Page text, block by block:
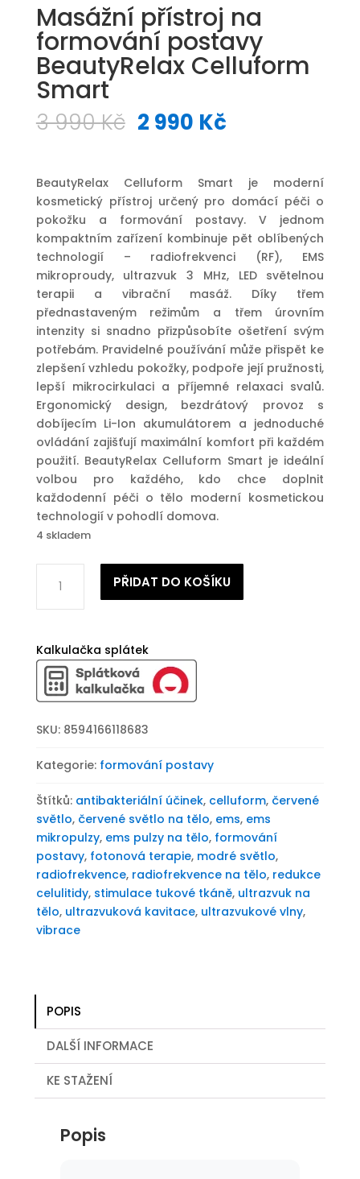
Masážní přístroj na
formování postavy
BeautyRelax Celluform
Smart
3 990Kč Původní
3
990 Kč.
2 990 KčAktuální
2
990 Kč.
BeautyRelax Celluform Smart je moderní
kosmetický přístroj určený pro domácí péči o
pokožku a formování postavy. V jednom
kompaktním zařízení kombinuje pět oblíbených
technologií – radiofrekvenci (RF), EMS
mikroproudy, ultrazvuk 3 MHz, LED světelnou
terapii a vibrační masáž. Díky třem
přednastaveným režimům a třem úrovním
intenzity si snadno přizpůsobíte ošetření svým
potřebám. Pravidelné používání může přispět ke
zlepšení vzhledu pokožky, podpoře její pružnosti,
lepší mikrocirkulaci a příjemné relaxaci svalů.
Ergonomický design, bezdrátový provoz s
dobíjecím Li-Ion akumulátorem a jednoduché
ovládání zajišťují maximální komfort při každém
použití. BeautyRelax Celluform Smart je ideální
volbou pro každého, kdo chce doplnit
každodenní péči o tělo moderní kosmetickou
technologií v pohodlí domova.
4 skladem
přístroj
na
postavy
BeautyRelax
Celluform
Smart
PŘIDAT DO KOŠÍKU
Kalkulačka splátek
SKU: 8594166118683
Kategorie: formování postavy
Štítků: antibakteriální účinek, celluform, červené
světlo, červené světlo na tělo, ems, ems
mikropulzy, ems pulzy na tělo, formování
postavy, fotonová terapie, modré světlo,
radiofrekvence, radiofrekvence na tělo, redukce
celulitidy, stimulace tukové tkáně, ultrazvuk na
tělo, ultrazvuková kavitace, ultrazvukové vlny,
vibrace
POPIS
DALŠÍ INFORMACE
KE STAŽENÍ
Popis